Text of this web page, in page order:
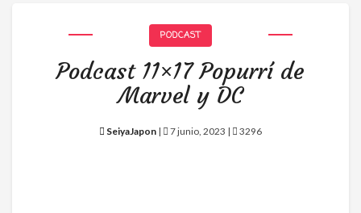
PODCAST
Podcast 11×17 Popurrí de
Marvel y DC
SeiyaJapon | 7 junio, 2023 | 3296